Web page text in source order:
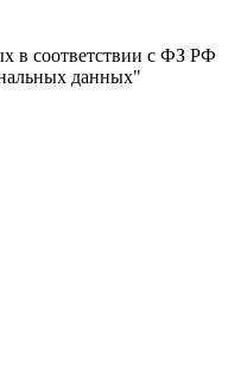
в соответствии с ФЗ РФ
данных"